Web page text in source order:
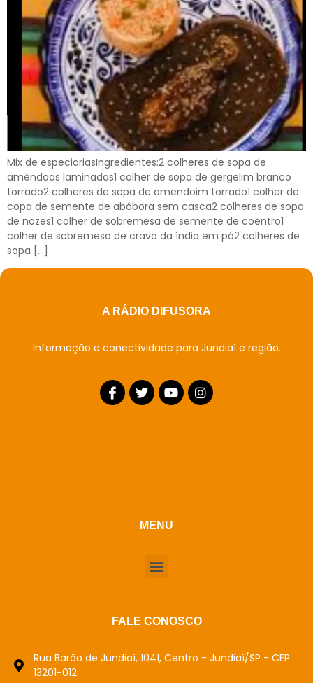
Mix de especiariasIngredientes:2 colheres de sopa de
amêndoas laminadas1 colher de sopa de gergelim branco
torrado2 colheres de sopa de amendoim torrado1 colher de
copa de semente de abóbora sem casca2 colheres de sopa
de nozes1 colher de sobremesa de semente de coentro1
colher de sobremesa de cravo da índia em pó2 colheres de
sopa […]
A RÁDIO DIFUSORA
Informação e conectividade para Jundiaí e região.
MENU
FALE CONOSCO
Rua Barão de Jundiaí, 1041, Centro - Jundiaí/SP - CEP
13201-012